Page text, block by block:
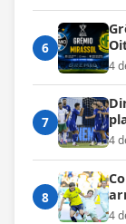
6
4
7
4
8
4